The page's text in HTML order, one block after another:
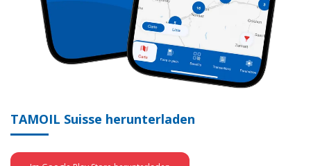
TAMOIL Suisse herunterladen